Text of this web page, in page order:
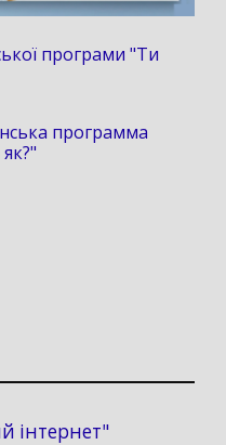
програми "Ти
программа
інтернет"